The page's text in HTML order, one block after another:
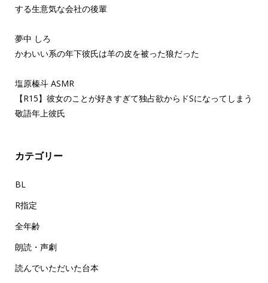
する生意気な会社の後輩
夢中 しろ
かわいい系の年下彼氏は羊の皮を被った狼だった
塩原榛斗 ASMR
【R15】彼女のことが好きすぎて独占欲からドSになってしまう
敬語年上彼氏
カテゴリー
BL
R指定
全年齢
朗読・声劇
読んでいただいた台本